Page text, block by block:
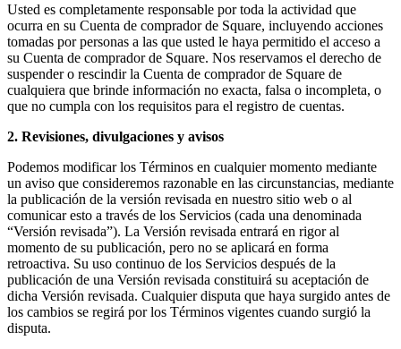
Descripción general
Cambia a Square
Tipos
Ropa
Hogar y regalos
Vino y licor
Tiendas de comestibles
Jardín
Capacidades
Acepta pagos
Haz un seguimiento del inventario
Usted es completamente responsable por toda la actividad que
ocurra en su Cuenta de comprador de Square, incluyendo acciones
tomadas por personas a las que usted le haya permitido el acceso a
su Cuenta de comprador de Square. Nos reservamos el derecho de
suspender o rescindir la Cuenta de comprador de Square de
cualquiera que brinde información no exacta, falsa o incompleta, o
que no cumpla con los requisitos para el registro de cuentas.
2. Revisiones, divulgaciones y avisos
Podemos modificar los Términos en cualquier momento mediante
un aviso que consideremos razonable en las circunstancias, mediante
la publicación de la versión revisada en nuestro sitio web o al
comunicar esto a través de los Servicios (cada una denominada
“Versión revisada”). La Versión revisada entrará en rigor al
momento de su publicación, pero no se aplicará en forma
retroactiva. Su uso continuo de los Servicios después de la
publicación de una Versión revisada constituirá su aceptación de
dicha Versión revisada. Cualquier disputa que haya surgido antes de
los cambios se regirá por los Términos vigentes cuando surgió la
disputa.